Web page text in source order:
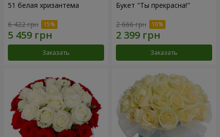
51 белая хризантема
6 422 грн
Заказать
Букет "Ты прекрасна!"
2 666 грн
Заказать